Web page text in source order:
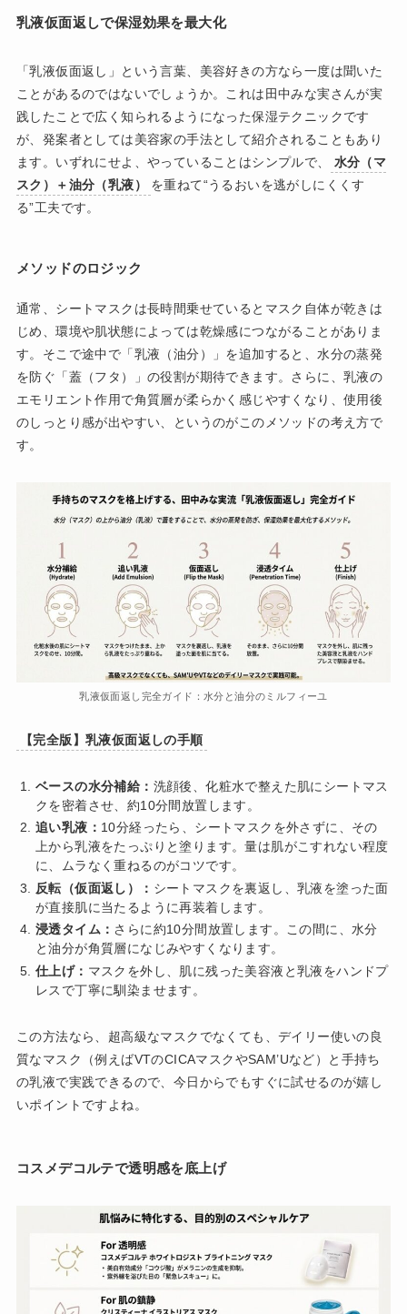
乳液仮面返しで保湿効果を最大化
「乳液仮面返し」という言葉、美容好きの方なら一度は聞いた
ことがあるのではないでしょうか。これは田中みな実さんが実
践したことで広く知られるようになった保湿テクニックです
が、発案者としては美容家の手法として紹介されることもあり
ます。いずれにせよ、やっていることはシンプルで、
水分（マ
スク）＋油分（乳液）
を重ねて“うるおいを逃がしにくくす
る”工夫です。
メソッドのロジック
通常、シートマスクは長時間乗せているとマスク自体が乾きは
じめ、環境や肌状態によっては乾燥感につながることがありま
す。そこで途中で「乳液（油分）」を追加すると、水分の蒸発
を防ぐ「蓋（フタ）」の役割が期待できます。さらに、乳液の
エモリエント作用で角質層が柔らかく感じやすくなり、使用後
のしっとり感が出やすい、というのがこのメソッドの考え方で
す。
乳液仮面返し完全ガイド：水分と油分のミルフィーユ
【完全版】乳液仮面返しの手順
ベースの水分補給： 洗顔後、化粧水で整えた肌にシートマス
クを密着させ、約10分間放置します。
追い乳液： 10分経ったら、シートマスクを外さずに、その
上から乳液をたっぷりと塗ります。量は肌がこすれない程度
に、ムラなく重ねるのがコツです。
反転（仮面返し）： シートマスクを裏返し、乳液を塗った面
が直接肌に当たるように再装着します。
浸透タイム： さらに約10分間放置します。この間に、水分
と油分が角質層になじみやすくなります。
仕上げ： マスクを外し、肌に残った美容液と乳液をハンドプ
レスで丁寧に馴染ませます。
この方法なら、超高級なマスクでなくても、デイリー使いの良
質なマスク（例えばVTのCICAマスクやSAM’Uなど）と手持ち
の乳液で実践できるので、今日からでもすぐに試せるのが嬉し
いポイントですよね。
コスメデコルテで透明感を底上げ